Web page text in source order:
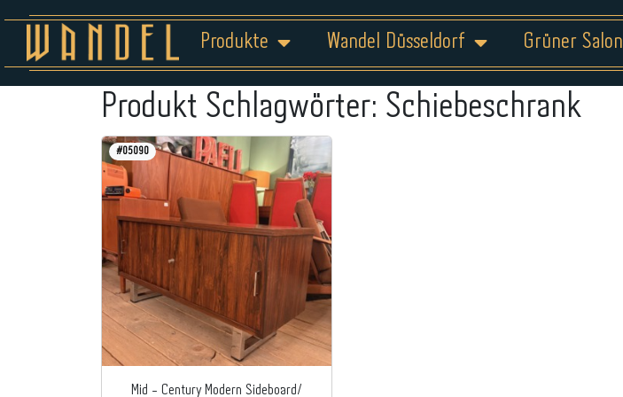
Produkte Wandel Düsseldorf Grüner Salon
Produkt Schlagwörter: Schiebeschrank
#05090
Mid - Century Modern Sideboard/